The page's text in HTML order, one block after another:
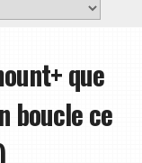
que
boucle ce